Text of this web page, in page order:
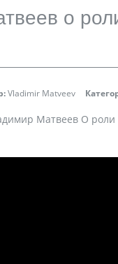
о
Vladimir Matveev
Матвеев О роли